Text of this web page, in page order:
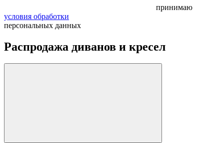
принимаю
условия обработки
персональных данных
Распродажа диванов и кресел